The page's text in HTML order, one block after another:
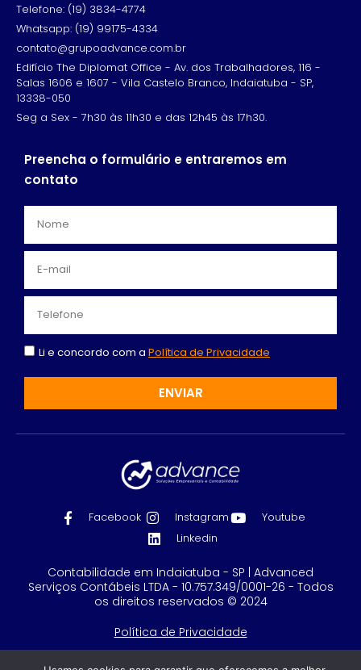
Telefone: (19) 3834-4774
Whatsapp: (19) 99175-4334
contato@grupoadvance.com.br
Edifício The Diplomat Office - Av. dos Trabalhadores, 116 -
Salas 1606 e 1607 - Vila Castelo Branco, Indaiatuba - SP,
13338-050
Seg a Sex - 7h30 às 11h30 e das 12h45 às 17h30.
Preencha o formulário e entraremos em
contato
Li e concordo com a Política de Privacidade
ENVIAR
Facebook Instagram
Youtube
Linkedin
Contabilidade em Indaiatuba - SP | Advanced
Serviços Contábeis LTDA - 10.757.349/0001-26 - Todos
os direitos reservados © 2024
Política de Privacidade
Feito com
por GRUPO DPG